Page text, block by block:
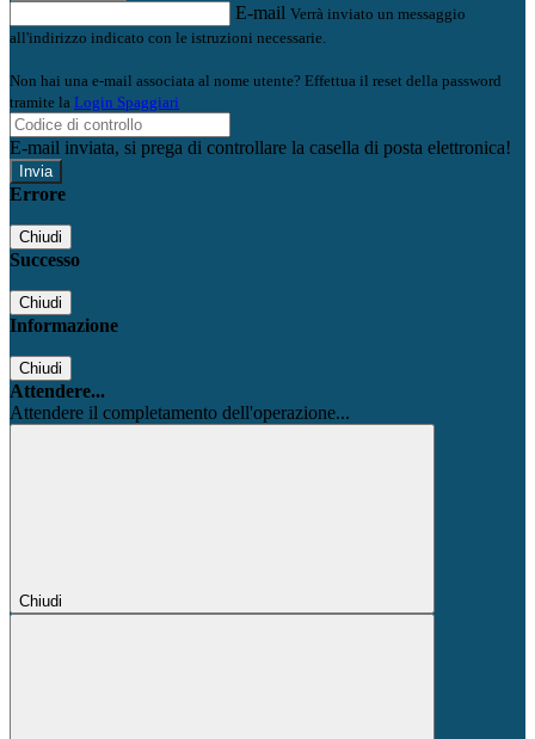
E-mail Verrà inviato un messaggio
all'indirizzo indicato con le istruzioni necessarie.
Non hai una e-mail associata al nome utente? Effettua il reset della password
tramite la Login Spaggiari
E-mail inviata, si prega di controllare la casella di posta elettronica!
Errore
Chiudi
Successo
Chiudi
Informazione
Chiudi
Attendere...
Attendere il completamento dell'operazione...
Chiudi